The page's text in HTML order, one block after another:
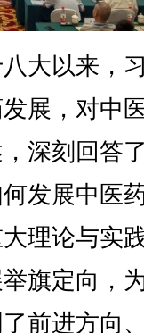
大以来，
展，对中
深刻回答
发展中医
理论与实
旗定向，
前进方向